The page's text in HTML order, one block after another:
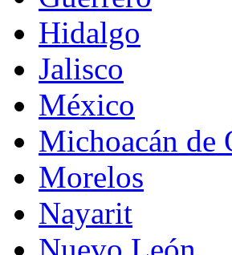
Hidalgo
Jalisco
México
Michoacán de
Morelos
Nayarit